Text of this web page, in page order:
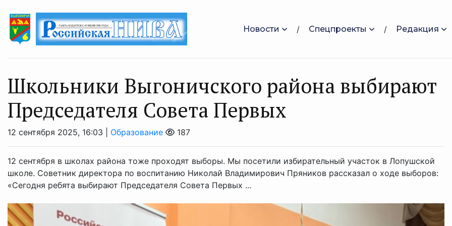
Новости Спецпроекты Редакция
Школьники Выгоничского района выбирают
Председателя Совета Первых
12 сентября 2025, 16:03 | Образование 187
12 сентября в школах района тоже проходят выборы. Мы посетили избирательный участок в Лопушской
школе. Советник директора по воспитанию Николай Владимирович Пряников рассказал о ходе выборов:
«Сегодня ребята выбирают Председателя Совета Первых ...